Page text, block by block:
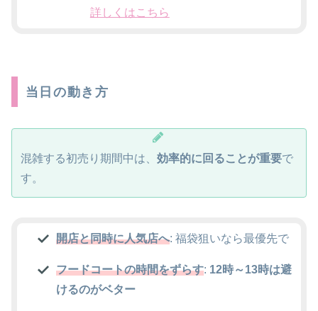
詳しくはこちら
当日の動き方
混雑する初売り期間中は、 効率的に回ることが重要で
す。
開店と同時に人気店へ: 福袋狙いなら最優先で
フードコートの時間をずらす: 12時～13時は避
けるのがベター